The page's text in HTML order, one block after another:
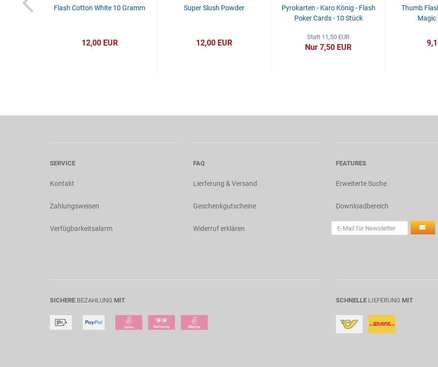
Shell
Flash Cotton White 10 Gramm
12,00 EUR
Super Slush Powder
12,00 EUR
Pyrokarten - Karo König - Flash
Poker Cards - 10 Stück
Statt 11,50 EUR
Nur 7,50 EUR
Thumb
Magic
SERVICE
Kontakt
Zahlungsweisen
Verfügbarkeitsalarm
FAQ
Lierferung & Versand
Geschenkgutscheine
Widerruf erklären
FEATURES
Erweiterte Suche
Downloadbereich
SICHERE BEZAHLUNG MIT SCHNELLE LIEFERUNG MIT